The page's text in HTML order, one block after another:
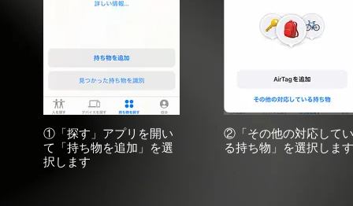
①「探す」アプリを開い
て「持ち物を追加」を選
択します
②「その他の対応してい
る持ち物」を選択します